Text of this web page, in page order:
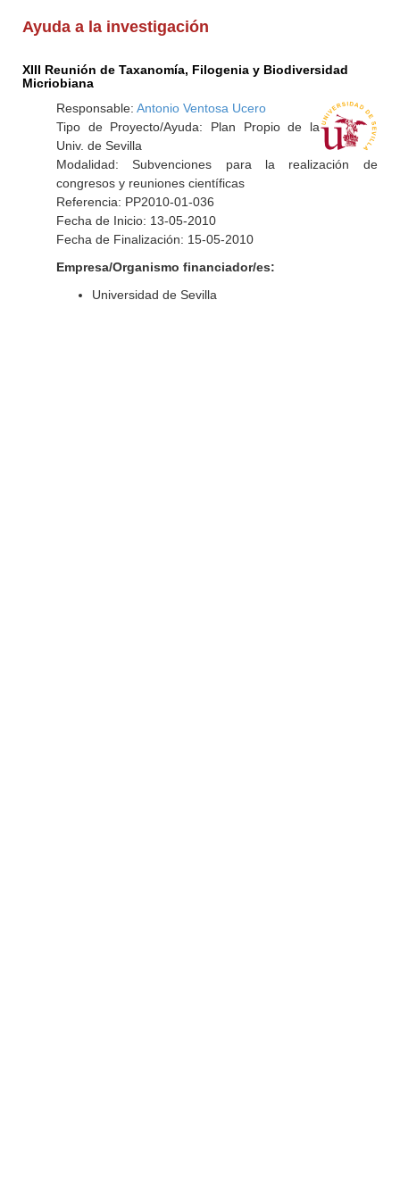
Ayuda a la investigación
XIII Reunión de Taxanomía, Filogenia y Biodiversidad
Micriobiana
Responsable: Antonio Ventosa Ucero
Tipo de Proyecto/Ayuda: Plan Propio de la
Univ. de Sevilla
Modalidad: Subvenciones para la realización de
congresos y reuniones científicas
Referencia: PP2010-01-036
Fecha de Inicio: 13-05-2010
Fecha de Finalización: 15-05-2010
Empresa/Organismo financiador/es:
Universidad de Sevilla